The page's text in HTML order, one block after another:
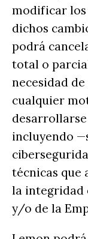
modificar los
dichos
podrá
total o
necesidad
cualquier
incluyendo
técnicas que
la integridad
y/o de la